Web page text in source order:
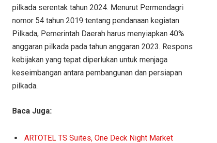
pilkada serentak tahun 2024. Menurut Permendagri
nomor 54 tahun 2019 tentang pendanaan kegiatan
Pilkada, Pemerintah Daerah harus menyiapkan 40%
anggaran pilkada pada tahun anggaran 2023. Respons
kebijakan yang tepat diperlukan untuk menjaga
keseimbangan antara pembangunan dan persiapan
pilkada.
Baca Juga:
ARTOTEL TS Suites, One Deck Night Market